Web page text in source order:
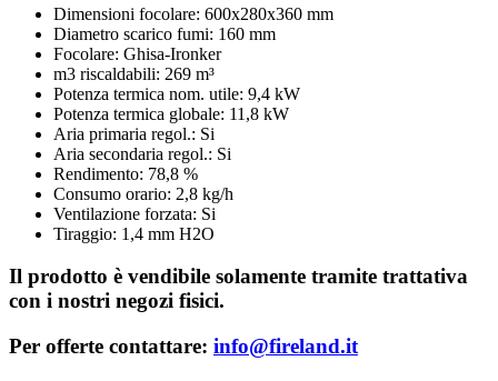
Dimensioni focolare: 600x280x360 mm
Diametro scarico fumi: 160 mm
Focolare: Ghisa-Ironker
m3 riscaldabili: 269 m³
Potenza termica nom. utile: 9,4 kW
Potenza termica globale: 11,8 kW
Aria primaria regol.: Si
Aria secondaria regol.: Si
Rendimento: 78,8 %
Consumo orario: 2,8 kg/h
Ventilazione forzata: Si
Tiraggio: 1,4 mm H2O
Il prodotto è vendibile solamente tramite trattativa
con i nostri negozi fisici.
Per offerte contattare: info@fireland.it